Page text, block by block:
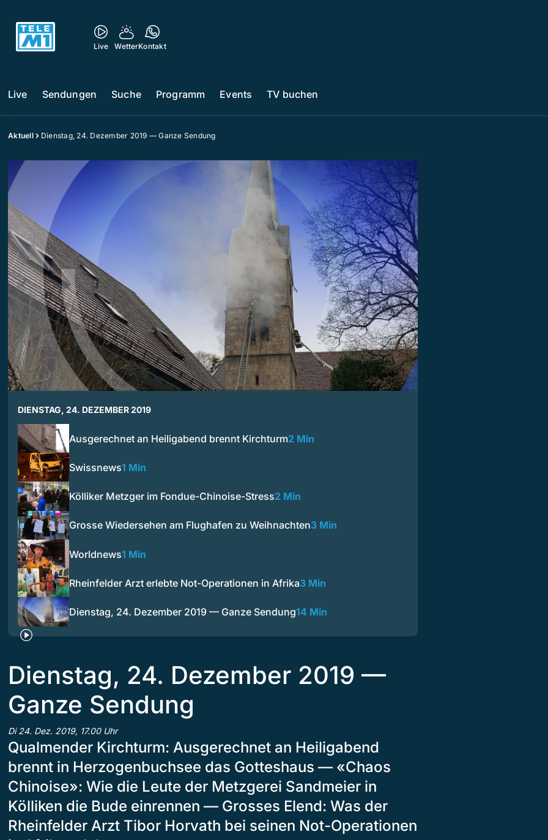
Live WetterKontakt
Live Sendungen Suche Programm Events TV buchen
Aktuell Dienstag, 24. Dezember 2019 — Ganze Sendung
DIENSTAG, 24. DEZEMBER 2019
Ausgerechnet an Heiligabend brennt Kirchturm2 Min
Swissnews1 Min
Kölliker Metzger im Fondue-Chinoise-Stress2 Min
Grosse Wiedersehen am Flughafen zu Weihnachten3 Min
Worldnews1 Min
Rheinfelder Arzt erlebte Not-Operationen in Afrika3 Min
Dienstag, 24. Dezember 2019 — Ganze Sendung14 Min
Dienstag, 24. Dezember 2019 —
Ganze Sendung
Di 24. Dez. 2019, 17.00 Uhr
Qualmender Kirchturm: Ausgerechnet an Heiligabend
brennt in Herzogenbuchsee das Gotteshaus — «Chaos
Chinoise»: Wie die Leute der Metzgerei Sandmeier in
Kölliken die Bude einrennen — Grosses Elend: Was der
Rheinfelder Arzt Tibor Horvath bei seinen Not-Operationen